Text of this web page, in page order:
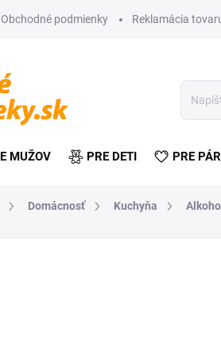
Obchodné podmienky Reklamácia
MUŽOV PRE DETI PRE
Domácnosť Kuchyňa